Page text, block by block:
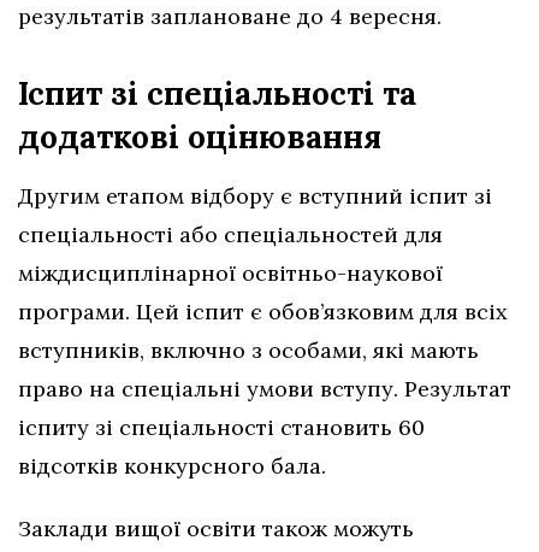
результатів заплановане до 4 вересня.
Іспит зі спеціальності та
додаткові оцінювання
Другим етапом відбору є вступний іспит зі
спеціальності або спеціальностей для
міждисциплінарної освітньо-наукової
програми. Цей іспит є обов’язковим для всіх
вступників, включно з особами, які мають
право на спеціальні умови вступу. Результат
іспиту зі спеціальності становить 60
відсотків конкурсного бала.
Заклади вищої освіти також можуть